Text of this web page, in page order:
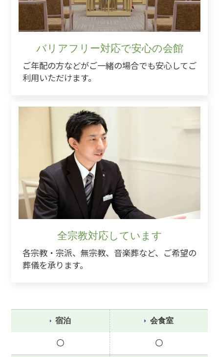
バリアフリー対応で安心の会館
ご年配の方などがご一緒の場合でも安心してご
利用いただけます。
全宗教対応しています
各宗教・宗派、無宗教、音楽葬など、ご希望の
葬儀を承ります。
宿泊
〇
会食室
〇